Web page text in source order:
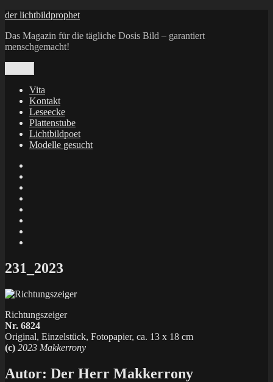
Zum
springen
der lichtbildprophet
Das Magazin für die tägliche Dosis Bild – garantiert
menschgemacht!
Vita
Kontakt
Leseecke
Plattenstube
Lichtbildpoet
Modelle gesucht
X
231_2023
Richtungszeiger
Nr. 6824
Original, Einzelstück, Fotopapier, ca. 13 x 18 cm
(c) 2023 Makkerrony
Autor: Der Herr Makkerrony